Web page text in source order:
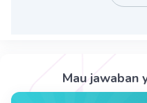
terimakasi🤩🤝🏻
Mau jawaban